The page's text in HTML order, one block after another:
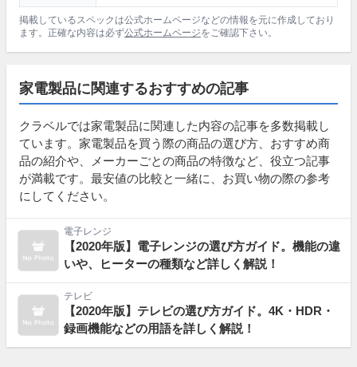
掲載しているスペックは公式ホームページなどの情報を元に作成しており
ます。正確な内容は必ず公式ホームページをご確認下さい。
家電製品に関連するおすすめの記事
クラベルでは家電製品に関連した内容の記事を多数掲載し
ています。家電製品を買う際の商品の選び方、おすすめ商
品の紹介や、メーカーごとの商品の特徴など、役立つ記事
が満載です。最安値の比較と一緒に、お買い物の際の参考
にしてください。
電子レンジ
【2020年版】電子レンジの選び方ガイド。機能の違
いや、ヒーターの種類など詳しく解説！
テレビ
【2020年版】テレビの選び方ガイド。4K・HDR・
録画機能などの用語を詳しく解説！